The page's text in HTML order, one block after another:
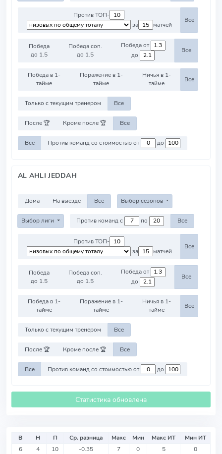
Против ТОП-
за
матчей
Все
Победа
до 1.5
Победа соп.
до 1.5
Победа от
до
Все
Победа в 1-
тайме
Поражение в 1-
тайме
Ничья в 1-
тайме
Все
Только с текущим тренером Все
После 🏆 Кроме после 🏆 Все
Все Против команд со стоимостью от до
AL AHLI JEDDAH
Дома На выезде Все Выбор сезонов
Выбор лиги Против команд с по Все
Против ТОП-
за
матчей
Все
Победа
до 1.5
Победа соп.
до 1.5
Победа от
до
Все
Победа в 1-
тайме
Поражение в 1-
тайме
Ничья в 1-
тайме
Все
Только с текущим тренером Все
После 🏆 Кроме после 🏆 Все
Все Против команд со стоимостью от до
Статистика обновлена
В Н П Ср. разница Макс Мин Макс ИТ
Мин ИТ
6
4 10 -0.35 7 0 5 0